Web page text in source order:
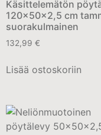
Käsittelemätön
120x50x2,5 cm
suorakulmainen
132,99 €
Lisää ostoskoriin